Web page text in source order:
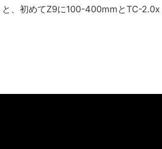
と、初めてZ9に100-400mmとTC-2.0x